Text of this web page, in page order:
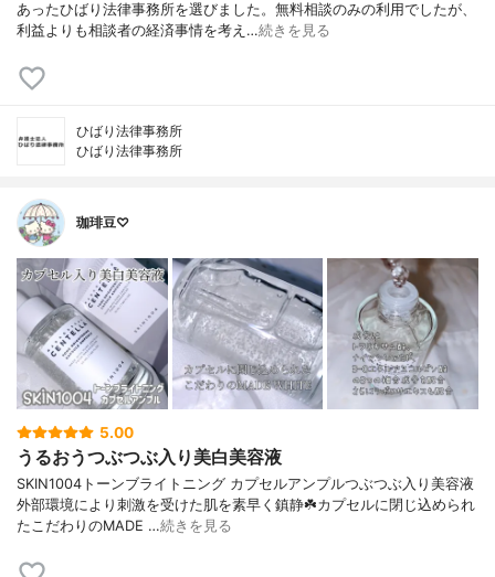
あったひばり法律事務所を選びました。無料相談のみの利用でしたが、
利益よりも相談者の経済事情を考え…続きを見る
ひばり法律事務所
ひばり法律事務所
珈琲豆♡
5.00
うるおうつぶつぶ入り美白美容液
SKIN1004トーンブライトニング カプセルアンプルつぶつぶ入り美容液
外部環境により刺激を受けた肌を素早く鎮静☘️カプセルに閉じ込められ
たこだわりのMADE …続きを見る